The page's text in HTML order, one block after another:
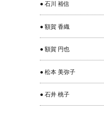
● 石川 裕信
● 額賀 香織
● 額賀 円也
● 松本 美弥子
● 石井 桃子